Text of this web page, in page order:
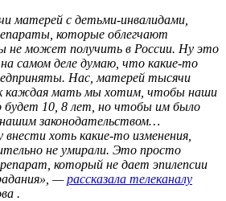
матерей с детьми-инвалидами,
которые облегчают
не может получить в России. Ну это
самом деле думаю, что какие-то
Нас, матерей тысячи
каждая мать мы хотим, чтобы наши
10, 8 лет, но чтобы им было
законодательством…
хоть какие-то изменения,
не умирали. Это просто
который не дает эпилепсии
—рассказала телеканалу
.